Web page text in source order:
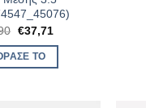
Original
was:
€41,90.
€37,71
ΤΟ